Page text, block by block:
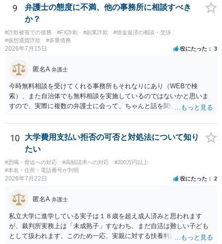
りますが、携帯電話の番号を経由する方法より難しくなります。 身元
を特定した後は、返金の理屈があるかどうかを確認していきます。 基
本的に贈与に該当する場合には返金請求ができません。 詐欺を含め、
当方に返金の理屈があるかどうかを確認していきます。 さらに、渡し
た金額について、裏付けがあるかどうかも精査します。 上記を経て、
からスタートすることになるでしょう。 ご理解のとおり、詐欺である
ことの立証は簡単ではありません。 刑事事件化が出来るのであれば、
返金交渉で有利になる可能性がありますが、民事上の詐欺の立証以上
に難しいところがあります。 こちらについては、一度、最寄りの警察
署に被害相談をするようにしてください。 具体的な見通しに関して
良いかと思います。
9
弁護士の態度に不満、他の事務所に相談すべき
か？
#詐欺被害での債務 #FX詐欺 #副業詐欺
#借金返済の相談・交渉
#仮想通貨詐欺
#多重債務
2026年7月15日 役にたった 3
匿名A 弁護士
今時無料相談を受けてくれる事務所もそれなりにあり（WEBで検
索）、また自治体でも無料相談を実施しているのではないかと思いま
すので、実際に複数の弁護士に会って、ちゃんと話を聞いてくれる
はそもそも事案を把握できていないようですので、御相談の案件につ
いては弁護士として能力不足なのかもしれません。相手にしない方が
良いと思います。ただ、仮想通貨詐欺の被害回復は現実的には難しい
かもしれません。
10
大学費用支払い拒否の可否と対処法について知り
たい
#恐喝・脅迫への対応 #高額請求への対応
#200万円以上
#本名・住所・電話番号が判明
2026年7月22日 役にたった 2
匿名A 弁護士
私立大学に進学している実子は１８歳を超え成人済みと思われます
が、裁判所実務上は「未成熟子」すなわち、まだ自活は難しい子ども
として扱われます。このため一応、実親に対する扶養料請求として法